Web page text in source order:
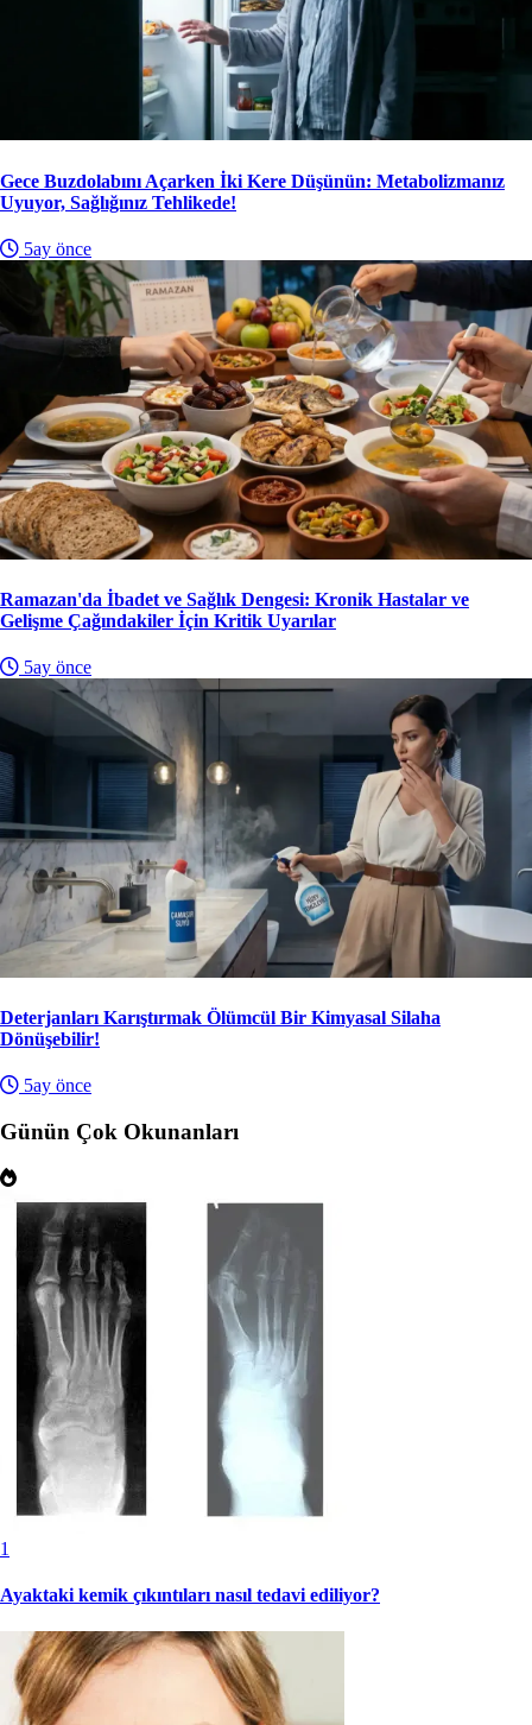
Gece Buzdolabını Açarken İki Kere Düşünün: Metabolizmanız
Uyuyor, Sağlığınız Tehlikede!
5ay önce
Ramazan'da İbadet ve Sağlık Dengesi: Kronik Hastalar ve
Gelişme Çağındakiler İçin Kritik Uyarılar
5ay önce
Deterjanları Karıştırmak Ölümcül Bir Kimyasal Silaha
Dönüşebilir!
5ay önce
Günün Çok Okunanları
1
Ayaktaki kemik çıkıntıları nasıl tedavi ediliyor?